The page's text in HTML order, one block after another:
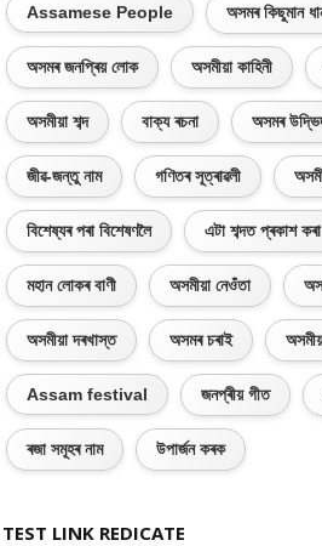
Assamese People অসমৰ কিছুমান
অসমৰ জনপ্ৰিয় লোক অসমীয়া কাহিনী
অসমীয়া শব্দ বাক্য ৰচনা অসমৰ
জীৱ-জন্তু নাম গণিতৰ সূত্ৰাৱলী
বিশেষ্যৰ পৰা বিশেষণলৈ এটা শব্দত প্ৰকাশ কৰা
মহান লোকৰ বাণী অসমীয়া নেওঁতা
অসমীয়া দৰখাস্ত অসমৰ চৰাই
Assam festival জনপ্ৰীয় গীত
ৰজা সমূহৰ নাম উপাৰ্জন কৰক
TEST LINK REDICATE